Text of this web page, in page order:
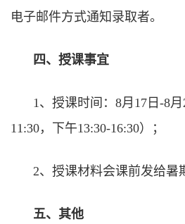
电子邮件方式通知录取者。
四、授课事宜
1、授课时间： 8月 17 日 -8月
11:30，下午13:30-16:30）；
2、授课材料会课前发给暑
五、其他